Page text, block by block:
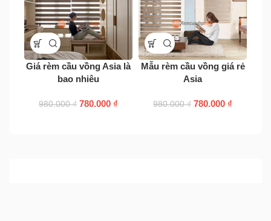
Giá rèm cầu vồng Asia là
bao nhiêu
980.000₫ 780.000 ₫
Mẫu rèm cầu vồng giá rẻ
Asia
980.000₫ 780.000 ₫